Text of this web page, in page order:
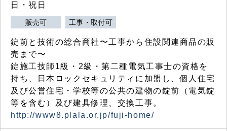
日・祝日
販売可 工事・取付可
錠前と技術の総合商社〜工事から住設関連商品の販
売まで〜
錠施工技師1級・2級・第二種電気工事士の資格を
持ち、日本ロックセキュリティに加盟し、個人住宅
及び公営住宅・学校等の公共の建物の錠前（電気錠
等を含む）及び建具修理、交換工事。
http://www8.plala.or.jp/fuji-home/